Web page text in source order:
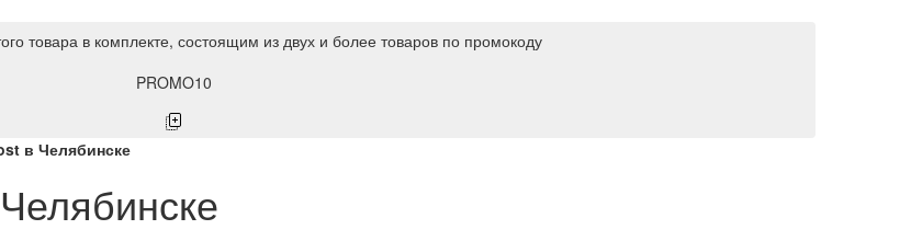
товара в комплекте, состоящим из двух и более товаров по промокоду
PROMO10
в Челябинске